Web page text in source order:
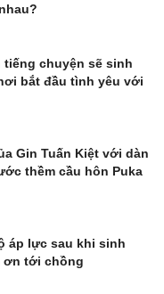
tiếng chuyện sẽ sinh
bắt đầu tình yêu với
Gin Tuấn Kiệt với dàn
thềm cầu hôn Puka
áp lực sau khi sinh
ơn tới chồng